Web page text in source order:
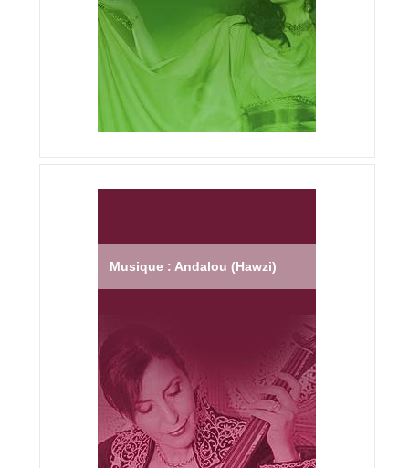
Musique : Andalou (Hawzi)